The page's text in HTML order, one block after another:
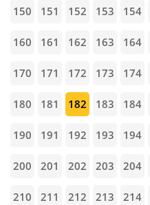
150 151 152 153 154
160 161 162 163 164
170 171 172 173 174
180 181 182 183 184
190 191 192 193 194
200 201 202 203 204
210 211 212 213 214